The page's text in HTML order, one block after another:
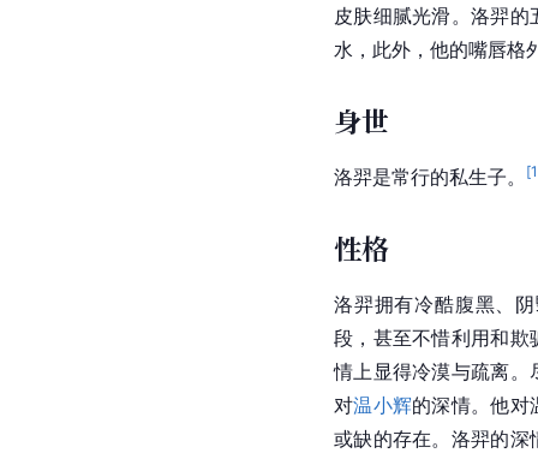
皮肤细腻光滑。洛羿
水，此外，他的嘴唇格
身世
洛羿是常行的私生子。 [1
性格
洛羿拥有冷酷腹黑、
段，甚至不惜利用和欺
情上显得冷漠与疏离。
对温小辉的深情。他对
或缺的存在。洛羿的